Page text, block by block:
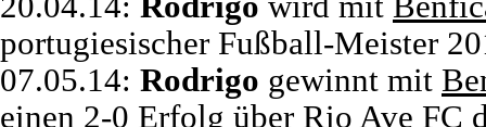
portugiesischer Fußball-Meister
07.05.14: Rodrigo gewinnt mit
einen 2-0 Erfolg über Rio Ave FC